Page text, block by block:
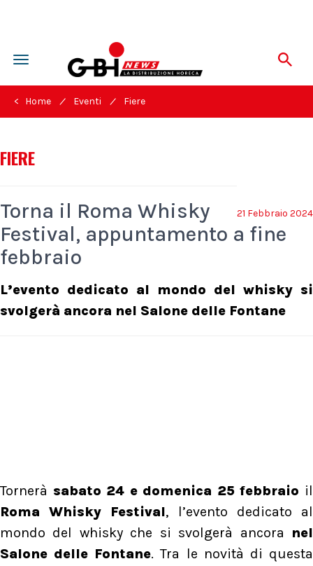
Toggle
navigation
< Home / Eventi / Fiere
FIERE
21 Febbraio 2024
Torna il Roma Whisky
Festival, appuntamento a fine
febbraio
L’evento dedicato al mondo del whisky si
svolgerà ancora nel Salone delle Fontane
Tornerà sabato 24 e domenica 25 febbraio il
Roma Whisky Festival, l’evento dedicato al
mondo del whisky che si svolgerà ancora nel
Salone delle Fontane. Tra le novità di questa